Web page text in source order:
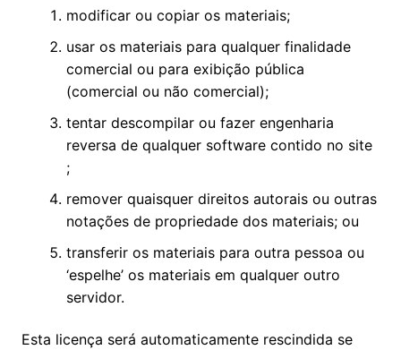
modificar ou copiar os materiais;
usar os materiais para qualquer finalidade
comercial ou para exibição pública
(comercial ou não comercial);
tentar descompilar ou fazer engenharia
reversa de qualquer software contido no site
;
remover quaisquer direitos autorais ou outras
notações de propriedade dos materiais; ou
transferir os materiais para outra pessoa ou
‘espelhe’ os materiais em qualquer outro
servidor.
Esta licença será automaticamente rescindida se